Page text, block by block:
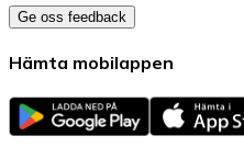
Ge oss feedback
Hämta mobilappen